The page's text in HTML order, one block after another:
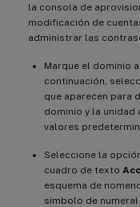
la consola de
modificación de
administrar las
Marque el dominio
continuación,
que aparecen para
dominio y la unidad
valores
Seleccione la
cuadro de texto
esquema de
símbolo de numeral